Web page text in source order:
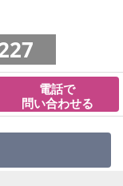
電話で
問い合わせる